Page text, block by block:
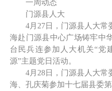
一周动态
门源县人大
4月27日，门源县人大常
海赴门源县中心广场铸牢中
台民兵连参加人大机关“党
源”主题党日活动。
4月28日，门源县人大常
海、孔庆菊参加十七届县委